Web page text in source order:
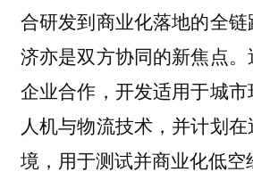
合研发到商业化落地的全
济亦是双方协同的新焦点
企业合作，开发适用于城
人机与物流技术，并计划
境，用于测试并商业化低空